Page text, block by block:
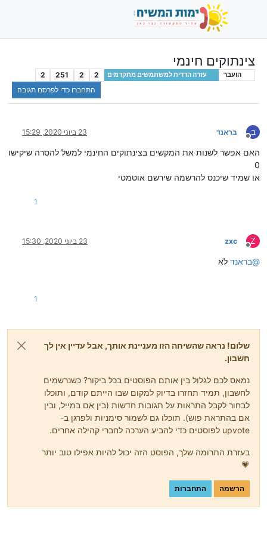
צינתוקים חינמי
הועבר עזרה הדדית למשתמשים מתקדמים 2
2
251
2
התחברו כדי לפרסם תגובה
ב
מנותק
בראנד 23 ביוני 2020, 15:29
האם אפשר לשנות את המקשים בצינתוקים החינמי למשל להסרה שיקישו
0
או שמיד שיכנס להרשמה שירשם אוטמטי
1
Z
מנותק
zxc 23 ביוני 2020, 15:30
@בראנד לא
1
שלום! נראה שהשיחה הזו מעניינת אותך, אבל עדיין אין לך
חשבון.
נמאס לכם לגלול בין אותם הפוסטים בכל ביקור? כשנרשמים
לחשבון, תמיד תחזרו בדיוק למקום שבו הייתם קודם, ותוכלו
לבחור לקבל התראות על תגובות חדשות (בין אם במייל, ובין
אם בהתראת פוש). תוכלו גם לשמור סימניות ולפרגן ב-
upvote לפוסטים כדי להביע הערכה לחברי קהילה אחרים.
בעזרת התרומה שלך, הפוסט הזה יכול להיות אפילו טוב יותר
💗
הרשמה התחברות